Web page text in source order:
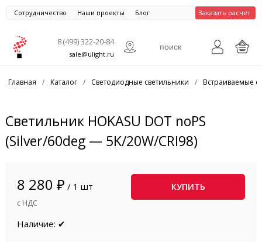
Сотрудничество Наши проекты Блог Заказать расчет
8 (499) 322-20-84
sale@ulight.ru
Главная / Каталог / Светодиодные светильники / Встраиваемые
Светильник HOKASU DOT noPS
(Silver/60deg — 5K/20W/CRI98)
8 280 ₽ / 1 шт
с НДС
КУПИТЬ
Наличие: ✔